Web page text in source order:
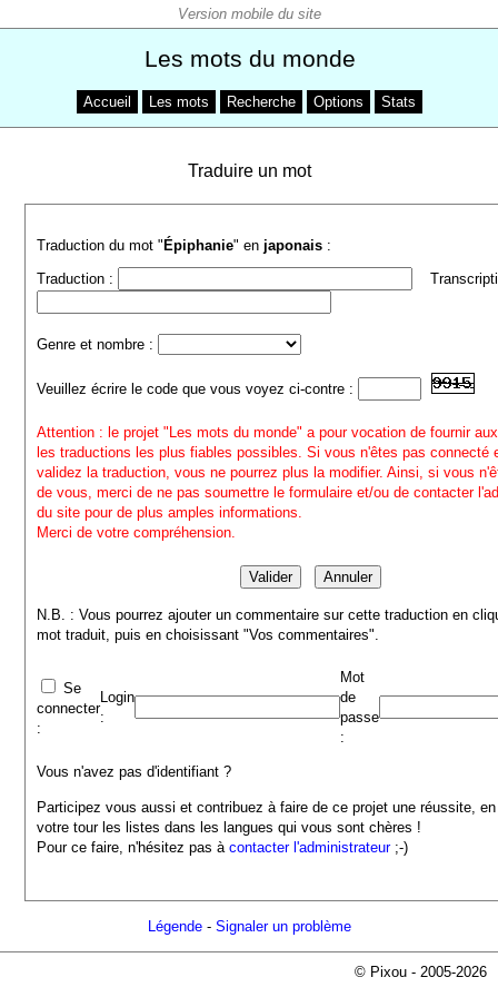
Les mots du monde
Accueil Les mots Recherche Options Stats
Traduire un mot
Traduction du mot " Épiphanie" en japonais :
Traduction :
Genre et nombre :
Veuillez écrire le code que vous voyez ci-contre :
Attention : le projet "Les mots du monde" a pour vocation de fournir
les traductions les plus fiables possibles. Si vous n'êtes pas connecté
validez la traduction, vous ne pourrez plus la modifier. Ainsi, si vous
de vous, merci de ne pas soumettre le formulaire et/ou de contacter
du site pour de plus amples informations.
Merci de votre compréhension.
N.B. : Vous pourrez ajouter un commentaire sur cette traduction en
mot traduit, puis en choisissant "Vos commentaires".
Se
connecter
:
Login
:
Mot
de
passe
:
Vous n'avez pas d'identifiant ?
Participez vous aussi et contribuez à faire de ce projet une réussite,
votre tour les listes dans les langues qui vous sont chères !
Pour ce faire, n'hésitez pas àcontacter l'administrateur;-)
Légende- Signaler un problème
© Pixou - 2005-2026